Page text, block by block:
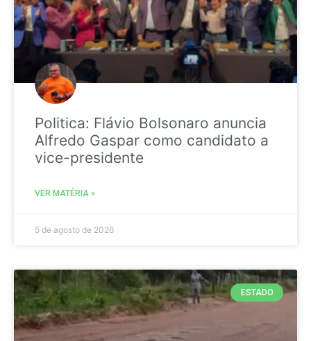
Politica: Flávio Bolsonaro anuncia
Alfredo Gaspar como candidato a
vice-presidente
VER MATÉRIA »
5 de agosto de 2026
ESTADO